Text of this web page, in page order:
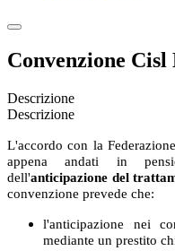
Convenzione
Descrizione
Descrizione
L'accordo con la
appena andati in
dell'anticipazione del
convenzione prevede che:
l'anticipazione nei
mediante un prestito